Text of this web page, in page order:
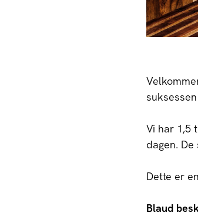
Vi har 1,5
dagen.
Dette er
Blaud